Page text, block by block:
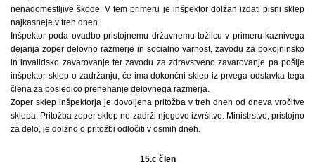
nenadomestljive škode. V tem primeru je inšpektor dolžan izdati pisni sklep
najkasneje v treh dneh.
Inšpektor poda ovadbo pristojnemu državnemu tožilcu v primeru kaznivega
dejanja zoper delovno razmerje in socialno varnost, zavodu za pokojninsko
in invalidsko zavarovanje ter zavodu za zdravstveno zavarovanje pa pošlje
inšpektor sklep o zadržanju, če ima dokončni sklep iz prvega odstavka tega
člena za posledico prenehanje delovnega razmerja.
Zoper sklep inšpektorja je dovoljena pritožba v treh dneh od dneva vročitve
sklepa. Pritožba zoper sklep ne zadrži njegove izvršitve. Ministrstvo, pristojno
za delo, je dolžno o pritožbi odločiti v osmih dneh.
15.c člen